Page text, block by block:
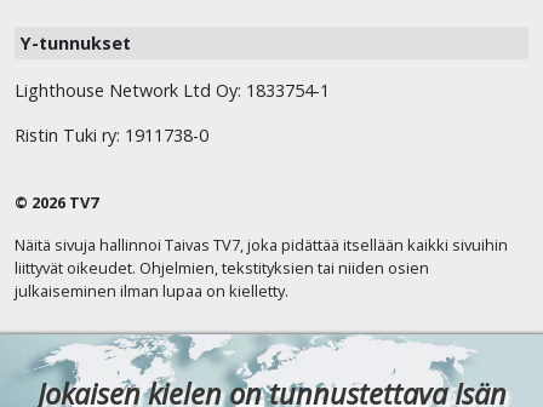
Y-tunnukset
Lighthouse Network Ltd Oy: 1833754-1
Ristin Tuki ry: 1911738-0
© 2026 TV7
Näitä sivuja hallinnoi Taivas TV7, joka pidättää itsellään kaikki sivuihin
liittyvät oikeudet. Ohjelmien, tekstityksien tai niiden osien
julkaiseminen ilman lupaa on kielletty.
Jokaisen kielen on tunnustettava Isän